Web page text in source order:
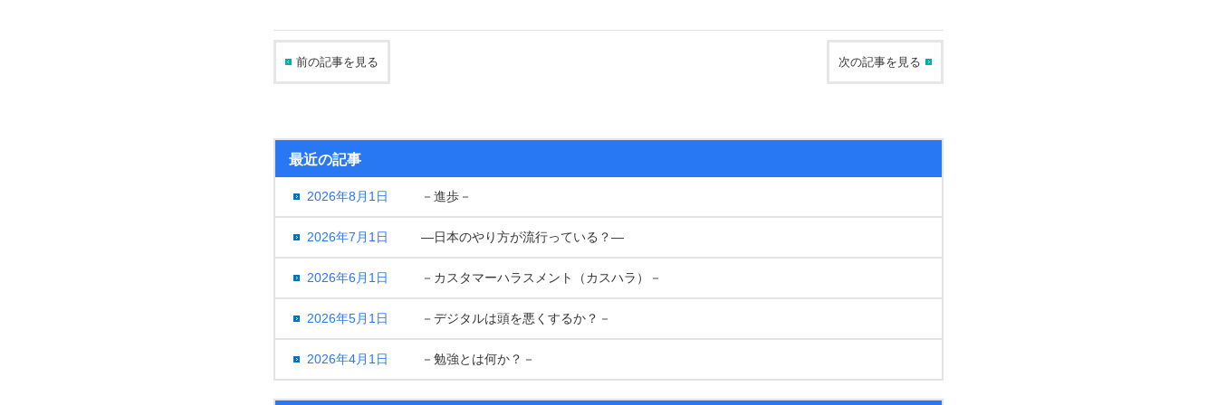
前の記事を見る 次の記事を見る
最近の記事
2026年8月1日 －進歩－
2026年7月1日 ―日本のやり方が流行っている？―
2026年6月1日 －カスタマーハラスメント（カスハラ）－
2026年5月1日 －デジタルは頭を悪くするか？－
2026年4月1日 －勉強とは何か？－